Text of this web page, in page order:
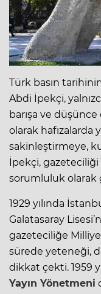
Türk basın
Abdi İpekçi,
barışa ve
olarak hafızalarda
sakinleştirmeye,
İpekçi,
sorumluluk olarak
1929 yılında
Galatasaray
gazeteciliğe
sürede yeteneği,
dikkat çekti. 1959
Yayın Yönetmeni